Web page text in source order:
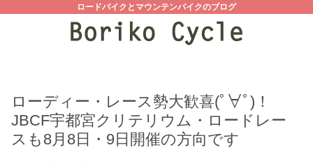
ロードバイクとマウンテンバイクのブログ
ローディー・レース勢大歓喜(ﾟ∀ﾟ)！
JBCF宇都宮クリテリウム・ロードレー
スも8月8日・9日開催の方向です